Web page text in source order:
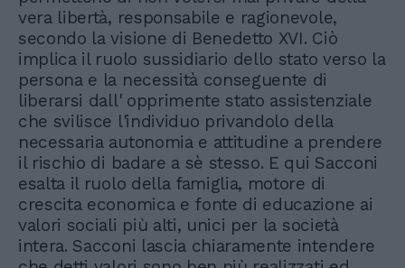
vera libertà, responsabile e ragionevole,
secondo la visione di Benedetto XVI. Ciò
implica il ruolo sussidiario dello stato verso la
persona e la necessità conseguente di
liberarsi dall' opprimente stato assistenziale
che svilisce l'individuo privandolo della
necessaria autonomia e attitudine a prendere
il rischio di badare a sè stesso. E qui Sacconi
esalta il ruolo della famiglia, motore di
crescita economica e fonte di educazione ai
valori sociali più alti, unici per la società
intera. Sacconi lascia chiaramente intendere